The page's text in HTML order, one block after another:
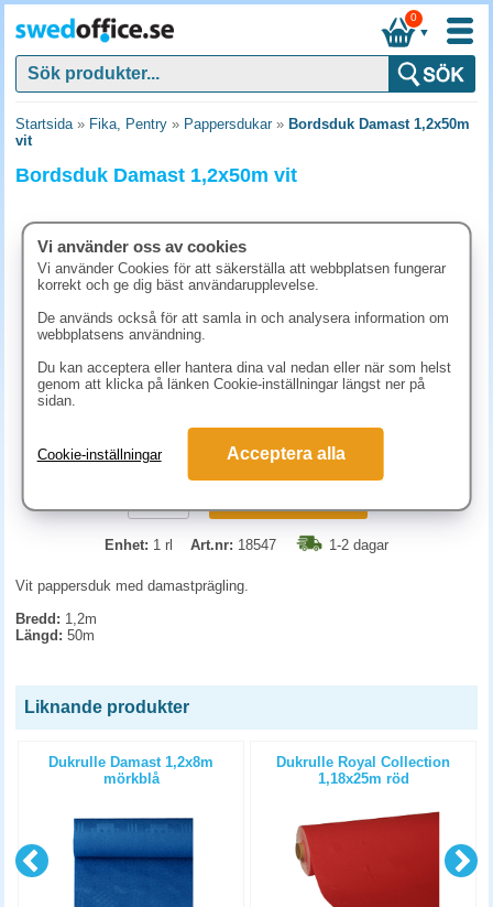
▼
0
Startsida» Fika, Pentry » Pappersdukar» Bordsduk Damast 1,2x50m
vit
Bordsduk Damast 1,2x50m vit
248.80 kr (inkl. moms)
Enhet: 1 rl Art.nr: 18547 1-2 dagar
Vit pappersduk med damastprägling.
Bredd: 1,2m
Längd: 50m
Liknande produkter
Dukrulle Damast 1,2x8m
mörkblå
Dukrulle Royal Collection
1,18x25m röd
Vi använder oss av cookies
Vi använder Cookies för att säkerställa att webbplatsen fungerar
korrekt och ge dig bäst användarupplevelse.
De används också för att samla in och analysera information om
webbplatsens användning.
Du kan acceptera eller hantera dina val nedan eller när som helst
genom att klicka på länken Cookie-inställningar längst ner på
sidan.
Cookie-inställningar Acceptera alla